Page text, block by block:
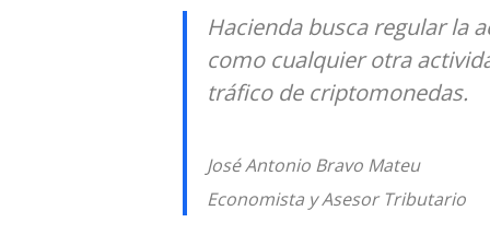
Hacienda busca regular la
como cualquier otra
tráfico de criptomonedas.
José Antonio Bravo Mateu
Economista y Asesor Tributario